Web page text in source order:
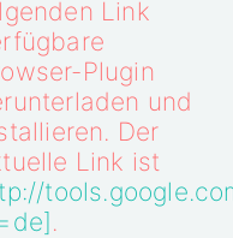
Link
Plugin
und
Der
Link ist
.